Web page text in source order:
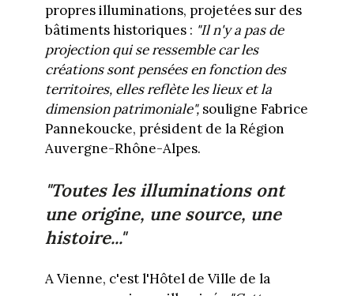
propres illuminations, projetées sur des
bâtiments historiques : "Il n'y a pas de
projection qui se ressemble car les
créations sont pensées en fonction des
territoires, elles reflète les lieux et la
dimension patrimoniale",souligne Fabrice
Pannekoucke, président de la Région
Auvergne-Rhône-Alpes.
"Toutes les illuminations ont
une origine, une source, une
histoire..."
A Vienne, c'est l'Hôtel de Ville de la